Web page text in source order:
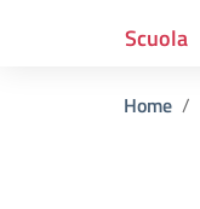
Scuola
Home